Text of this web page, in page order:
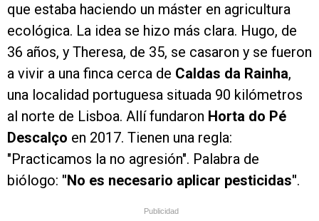
que estaba haciendo un máster en agricultura
ecológica. La idea se hizo más clara. Hugo, de
36 años, y Theresa, de 35, se casaron y se fueron
a vivir a una finca cerca de Caldas da Rainha,
una localidad portuguesa situada 90 kilómetros
al norte de Lisboa. Allí fundaron Horta do Pé
Descalço en 2017. Tienen una regla:
"Practicamos la no agresión". Palabra de
biólogo: "No es necesario aplicar pesticidas".
Publicidad